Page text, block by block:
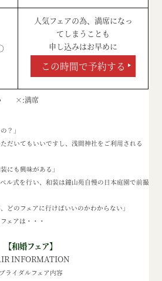
人気フェアの為、満席になっ
てしまうことも
申し込みはお早めに
この時間で予約する
× 満席
？」
だいてもいいですし、浅間神社をご利用される
にも興味がある」
ル式を行い、和装は鐘山苑自慢の日本庭園で前撮
どのフェアに行けばいいのかわからない」
ェアは・・・
【和婚フェア】
INFORMATION
ブライダルフェア内容